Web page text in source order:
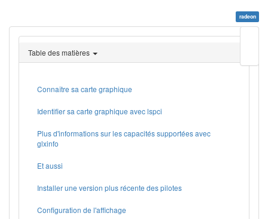
radeon
page
Table des matières
Connaître sa carte graphique
Identifier sa carte graphique avec lspci
Plus d'informations sur les capacités supportées avec
glxinfo
Et aussi
Installer une version plus récente des pilotes
Configuration de l'affichage